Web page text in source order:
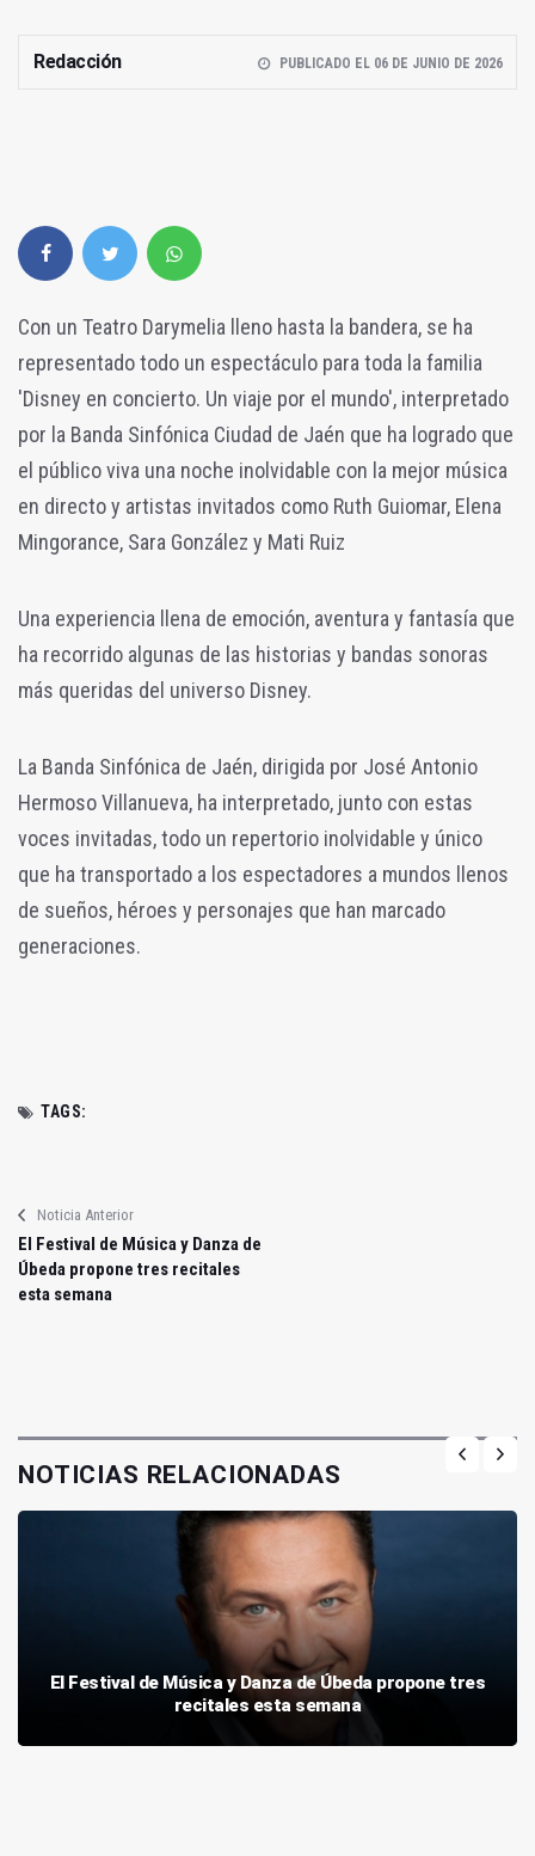
Redacción PUBLICADO EL 06 DE JUNIO DE 2026
Con un Teatro Darymelia lleno hasta la bandera, se ha
representado todo un espectáculo para toda la familia
'Disney en concierto. Un viaje por el mundo', interpretado
por la Banda Sinfónica Ciudad de Jaén que ha logrado que
el público viva una noche inolvidable con la mejor música
en directo y artistas invitados como Ruth Guiomar, Elena
Mingorance, Sara González y Mati Ruiz
Una experiencia llena de emoción, aventura y fantasía que
ha recorrido algunas de las historias y bandas sonoras
más queridas del universo Disney.
La Banda Sinfónica de Jaén, dirigida por José Antonio
Hermoso Villanueva, ha interpretado, junto con estas
voces invitadas, todo un repertorio inolvidable y único
que ha transportado a los espectadores a mundos llenos
de sueños, héroes y personajes que han marcado
generaciones.
TAGS:
Noticia Anterior
El Festival de Música y Danza de
Úbeda propone tres recitales
esta semana
NOTICIAS RELACIONADAS
El Festival de Música y Danza de Úbeda propone tres
recitales esta semana